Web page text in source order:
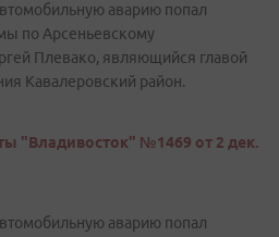
аварию попал
по Арсеньевскому
Плевако, являющийся главой
Кавалеровский район.
"Владивосток" №1469 от 2 дек.
аварию попал